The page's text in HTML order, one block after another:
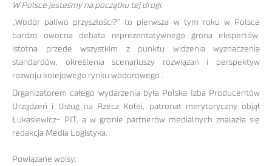
W Polsce jesteśmy na początku tej drogi.
„Wodór paliwo przyszłości?” to pierwsza w tym roku w Polsce
bardzo owocna debata reprezentatywnego grona ekspertów,
istotna przede wszystkim z punktu widzenia wyznaczenia
standardów, określenia scenariuszy rozwiązań i perspektyw
rozwoju kolejowego rynku wodorowego .
Organizatorem całego wydarzenia była Polska Izba Producentów
Urządzeń i Usług na Rzecz Kolei, patronat merytoryczny objął
Łukasiewicz- PIT, a w gronie partnerów medialnych znalazła się
redakcja Media Logistyka.
Powiązane wpisy: